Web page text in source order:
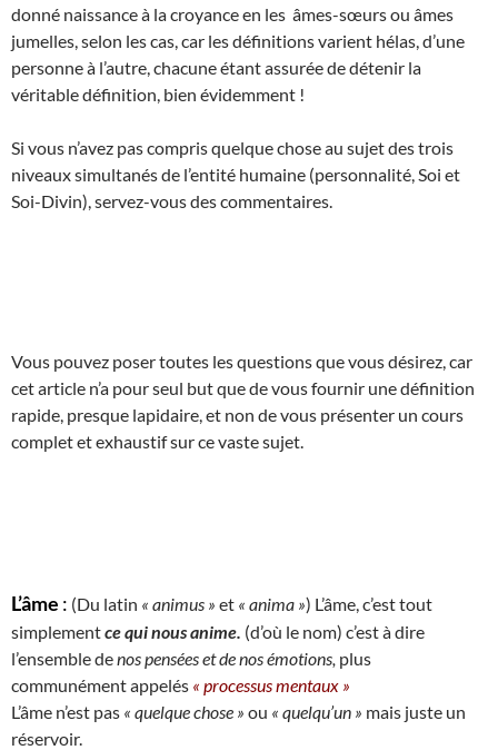
donné naissance à la croyance en les âmes-sœurs ou âmes
jumelles, selon les cas, car les définitions varient hélas, d’une
personne à l’autre, chacune étant assurée de détenir la
véritable définition, bien évidemment !
Si vous n’avez pas compris quelque chose au sujet des trois
niveaux simultanés de l’entité humaine (personnalité, Soi et
Soi-Divin), servez-vous des commentaires.
Vous pouvez poser toutes les questions que vous désirez, car
cet article n’a pour seul but que de vous fournir une définition
rapide, presque lapidaire, et non de vous présenter un cours
complet et exhaustif sur ce vaste sujet.
L’âme : (Du latin « animus » et « anima ») L’âme, c’est tout
simplementce qui nous anime. (d’où le nom) c’est à dire
l’ensemble denos pensées et de nos émotions, plus
communément appelés « processus mentaux »
L’âme n’est pas « quelque chose » ou « quelqu’un » mais juste un
réservoir.